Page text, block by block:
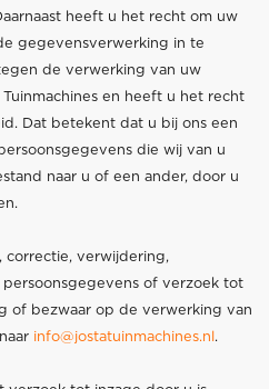
heeft u het recht om uw
gegevensverwerking in te
de verwerking van uw
en heeft u het recht
Dat betekent dat u bij ons een
die wij van u
naar u of een ander, door u
correctie, verwijdering,
of verzoek tot
of bezwaar op de verwerking van
info@jostatuinmachines.nl.